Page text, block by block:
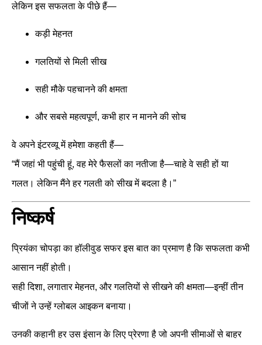
लेकिन इस सफलता के पीछे हैं—
कड़ी मेहनत
गलतियों से मिली सीख
सही मौके पहचानने की क्षमता
और सबसे महत्वपूर्ण, कभी हार न मानने की सोच
वे अपने इंटरव्यू में हमेशा कहती हैं—
“मैं जहां भी पहुंची हूं, वह मेरे फैसलों का नतीजा है—चाहे वे सही हों या
गलत। लेकिन मैंने हर गलती को सीख में बदला है।”
निष्कर्ष
प्रियंका चोपड़ा का हॉलीवुड सफर इस बात का प्रमाण है कि सफलता कभी
आसान नहीं होती।
सही दिशा, लगातार मेहनत, और गलतियों से सीखने की क्षमता—इन्हीं तीन
चीजों ने उन्हें ग्लोबल आइकन बनाया।
उनकी कहानी हर उस इंसान के लिए प्रेरणा है जो अपनी सीमाओं से बाहर